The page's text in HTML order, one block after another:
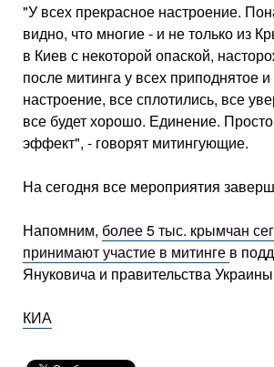
"У всех прекрасное настроение.
видно, что многие - и не только из
в Киев с некоторой опаской,
после митинга у всех приподнятое
настроение, все сплотились, все
все будет хорошо. Единение.
эффект", - говорят митингующие.
На сегодня все мероприятия
Напомним, более 5 тыс. крымчан
принимают участие в митинге в
Януковича и правительства
КИА